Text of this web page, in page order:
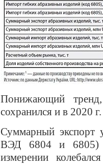
Понижающий
сохранился и в 2020 г.
Суммарный экспорт
ВЭД 6804 и 6805)
измерении